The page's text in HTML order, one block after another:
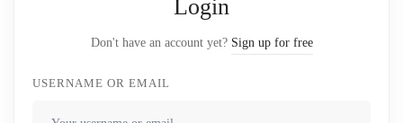
Login
Don't have an account yet? Sign up for free
USERNAME OR EMAIL